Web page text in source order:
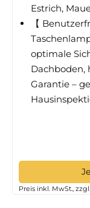
Estrich,
【
optimale
Dachboden,
Garantie –
Preis inkl. MwSt.,